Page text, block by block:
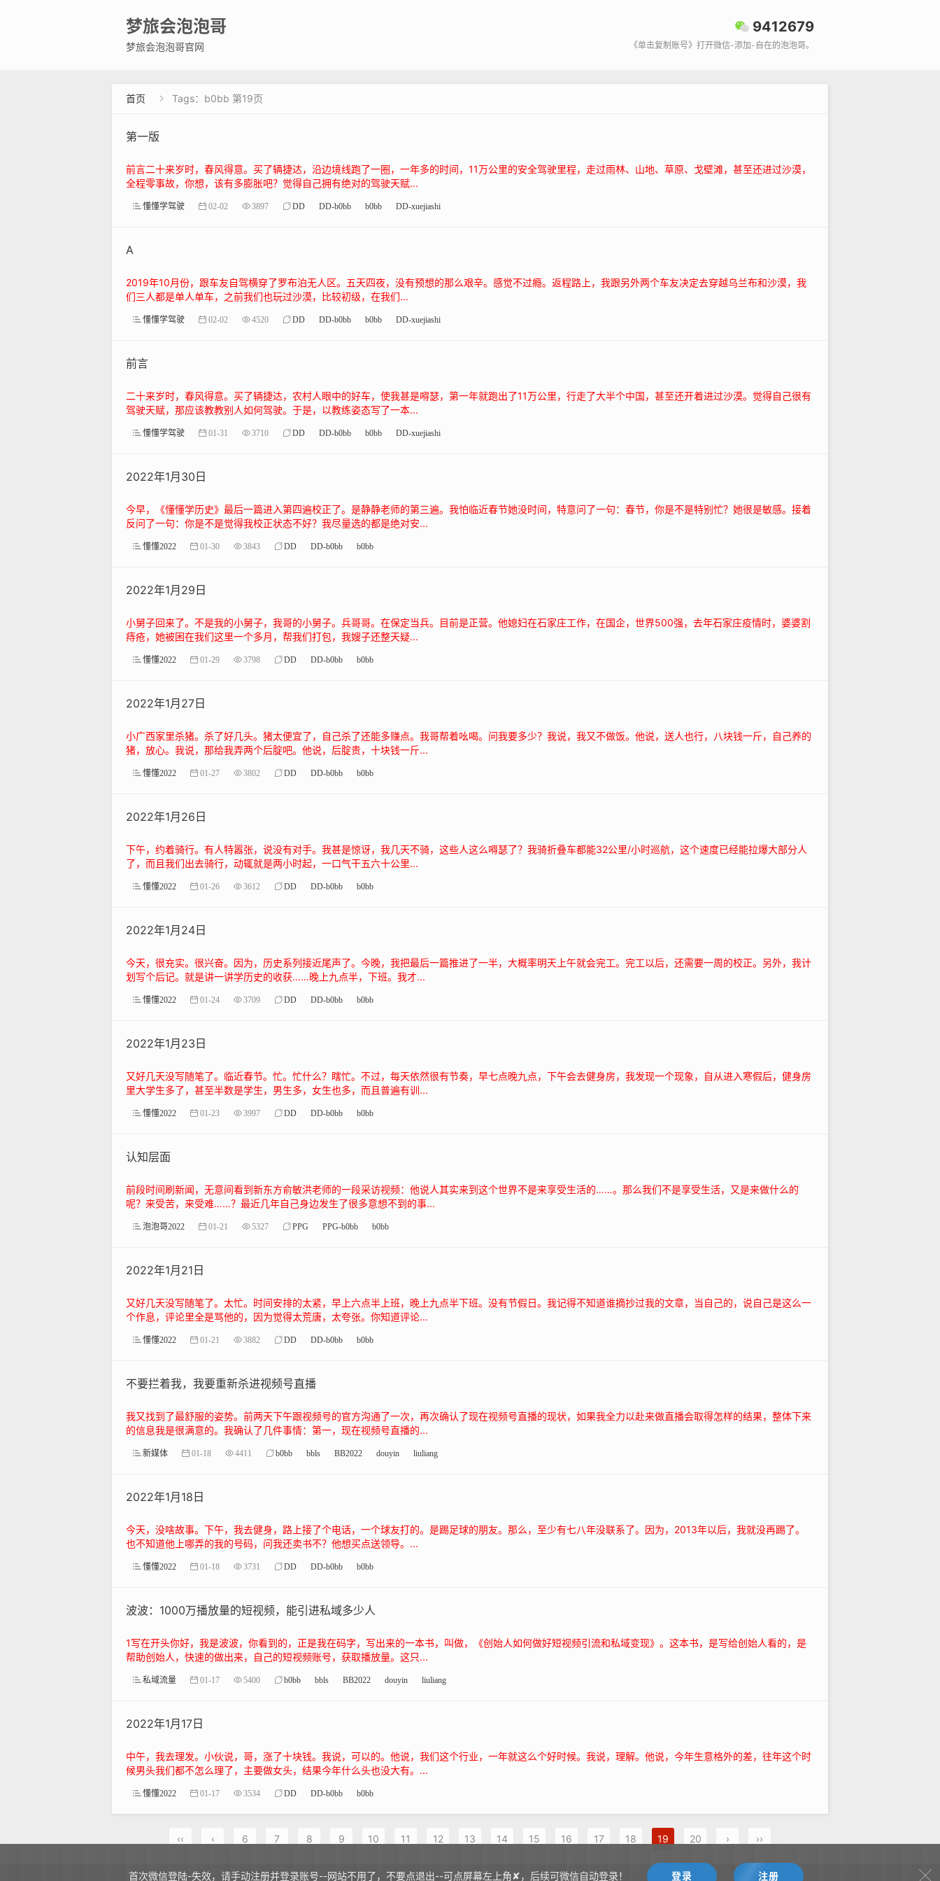
梦旅会泡泡哥
梦旅会泡泡哥官网
9412679
《单击复制账号》打开微信-添加-自在的泡泡哥。
首页  Tags：b0bb 第19页
第一版
前言二十来岁时，春风得意。买了辆捷达，沿边境线跑了一圈，一年多的时间，11万公里的安全驾驶里程，走过雨林、山地、草原、戈壁滩，甚至还进过沙漠，
全程零事故，你想，该有多膨胀吧？觉得自己拥有绝对的驾驶天赋...
懂懂学驾驶 02-02 3897 DD DD-b0bb b0bb DD-xuejiashi
A
2019年10月份，跟车友自驾横穿了罗布泊无人区。五天四夜，没有预想的那么艰辛。感觉不过瘾。返程路上，我跟另外两个车友决定去穿越乌兰布和沙漠，我
们三人都是单人单车，之前我们也玩过沙漠，比较初级，在我们...
懂懂学驾驶 02-02 4520 DD DD-b0bb b0bb DD-xuejiashi
前言
二十来岁时，春风得意。买了辆捷达，农村人眼中的好车，使我甚是嘚瑟，第一年就跑出了11万公里，行走了大半个中国，甚至还开着进过沙漠。觉得自己很有
驾驶天赋，那应该教教别人如何驾驶。于是，以教练姿态写了一本...
懂懂学驾驶 01-31 3710 DD DD-b0bb b0bb DD-xuejiashi
2022年1月30日
今早，《懂懂学历史》最后一篇进入第四遍校正了。是静静老师的第三遍。我怕临近春节她没时间，特意问了一句：春节，你是不是特别忙？她很是敏感。接着
反问了一句：你是不是觉得我校正状态不好？我尽量选的都是绝对安...
懂懂2022 01-30 3843 DD DD-b0bb b0bb
2022年1月29日
小舅子回来了。不是我的小舅子，我哥的小舅子。兵哥哥。在保定当兵。目前是正营。他媳妇在石家庄工作，在国企，世界500强，去年石家庄疫情时，婆婆割
痔疮，她被困在我们这里一个多月，帮我们打包，我嫂子还整天疑...
懂懂2022 01-29 3798 DD DD-b0bb b0bb
2022年1月27日
小广西家里杀猪。杀了好几头。猪太便宜了，自己杀了还能多赚点。我哥帮着吆喝。问我要多少？我说，我又不做饭。他说，送人也行，八块钱一斤，自己养的
猪，放心。我说，那给我弄两个后腚吧。他说，后腚贵，十块钱一斤...
懂懂2022 01-27 3802 DD DD-b0bb b0bb
2022年1月26日
下午，约着骑行。有人特嚣张，说没有对手。我甚是惊讶，我几天不骑，这些人这么嘚瑟了？我骑折叠车都能32公里/小时巡航，这个速度已经能拉爆大部分人
了，而且我们出去骑行，动辄就是两小时起，一口气干五六十公里...
懂懂2022 01-26 3612 DD DD-b0bb b0bb
2022年1月24日
今天，很充实。很兴奋。因为，历史系列接近尾声了。今晚，我把最后一篇推进了一半，大概率明天上午就会完工。完工以后，还需要一周的校正。另外，我计
划写个后记。就是讲一讲学历史的收获……晚上九点半，下班。我才...
懂懂2022 01-24 3709 DD DD-b0bb b0bb
2022年1月23日
又好几天没写随笔了。临近春节。忙。忙什么？瞎忙。不过，每天依然很有节奏，早七点晚九点，下午会去健身房，我发现一个现象，自从进入寒假后，健身房
里大学生多了，甚至半数是学生，男生多，女生也多，而且普遍有训...
懂懂2022 01-23 3997 DD DD-b0bb b0bb
认知层面
前段时间刷新闻，无意间看到新东方俞敏洪老师的一段采访视频：他说人其实来到这个世界不是来享受生活的……。那么我们不是享受生活，又是来做什么的
呢？来受苦，来受难……？最近几年自己身边发生了很多意想不到的事...
泡泡哥2022 01-21 5327 PPG PPG-b0bb b0bb
2022年1月21日
又好几天没写随笔了。太忙。时间安排的太紧，早上六点半上班，晚上九点半下班。没有节假日。我记得不知道谁摘抄过我的文章，当自己的，说自己是这么一
个作息，评论里全是骂他的，因为觉得太荒唐，太夸张。你知道评论...
懂懂2022 01-21 3882 DD DD-b0bb b0bb
不要拦着我，我要重新杀进视频号直播
我又找到了最舒服的姿势。前两天下午跟视频号的官方沟通了一次，再次确认了现在视频号直播的现状，如果我全力以赴来做直播会取得怎样的结果，整体下来
的信息我是很满意的。我确认了几件事情：第一，现在视频号直播的...
新媒体 01-18 4411 b0bb bbls BB2022 douyin liuliang
2022年1月18日
今天，没啥故事。下午，我去健身，路上接了个电话，一个球友打的。是踢足球的朋友。那么，至少有七八年没联系了。因为，2013年以后，我就没再踢了。
也不知道他上哪弄的我的号码，问我还卖书不？他想买点送领导。...
懂懂2022 01-18 3731 DD DD-b0bb b0bb
波波：1000万播放量的短视频，能引进私域多少人
1写在开头你好，我是波波，你看到的，正是我在码字，写出来的一本书，叫做，《创始人如何做好短视频引流和私域变现》。这本书，是写给创始人看的，是
帮助创始人，快速的做出来，自己的短视频账号，获取播放量。这只...
私域流量 01-17 5400 b0bb bbls BB2022 douyin liuliang
2022年1月17日
中午，我去理发。小伙说，哥，涨了十块钱。我说，可以的。他说，我们这个行业，一年就这么个好时候。我说，理解。他说，今年生意格外的差，往年这个时
候男头我们都不怎么理了，主要做女头，结果今年什么头也没大有。...
懂懂2022 01-17 3534 DD DD-b0bb b0bb
‹‹ ‹ 6 7 8 9 10 11 12 13 14 15 16 17 18 19 20 › ››
首次微信登陆-失效，请手动注册并登录账号--网站不用了，不要点退出--可点屏幕左上角✘，后续可微信自动登录！ 登录 注册